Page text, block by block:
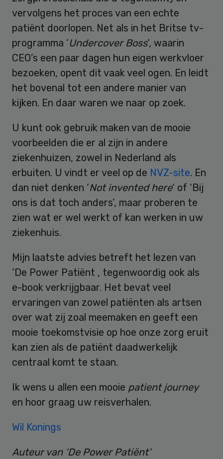
vervolgens het proces van een echte
patiënt doorlopen. Net als in het Britse tv-
programma ‘Undercover Boss‘, waarin
CEO’s een paar dagen hun eigen werkvloer
bezoeken, opent dit vaak veel ogen. En leidt
het bovenal tot een andere manier van
kijken. En daar waren we naar op zoek.
U kunt ook gebruik maken van de mooie
voorbeelden die er al zijn in andere
ziekenhuizen, zowel in Nederland als
erbuiten. U vindt er veel op de NVZ-site. En
dan niet denken ‘Not invented here‘ of ‘Bij
ons is dat toch anders’, maar proberen te
zien wat er wel werkt of kan werken in uw
ziekenhuis.
Mijn laatste advies betreft het lezen van
‘De Power Patiënt , tegenwoordig ook als
e-book verkrijgbaar. Het bevat veel
ervaringen van zowel patiënten als artsen
over wat zij zoal meemaken en geeft een
mooie toekomstvisie op hoe onze zorg eruit
kan zien als de patiënt daadwerkelijk
centraal komt te staan.
Ik wens u allen een mooie patient journey
en hoor graag uw reisverhalen.
Wil Konings
Auteur van ‘De Power Patiënt’